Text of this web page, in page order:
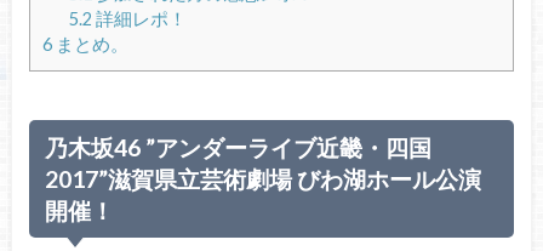
5.2 詳細レポ！
6まとめ。
乃木坂46 ”アンダーライブ近畿・四国
2017”滋賀県立芸術劇場 びわ湖ホール公演
開催！